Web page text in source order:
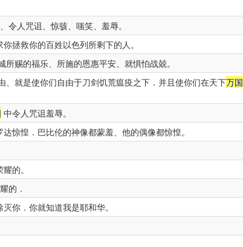
令人咒诅、惊骇、嗤笑、羞辱。
拯救你的百姓以色列所剩下的人。
所赐的福乐、所施的恩惠平安、就惧怕战兢。
就是使你们自由于刀剑饥荒瘟疫之下．并且使你们在天下万国
中令人咒诅羞辱。
惊惶．巴比伦的神像都蒙羞、他的偶像都惊惶。
的。
的．
你．你就知道我是耶和华。